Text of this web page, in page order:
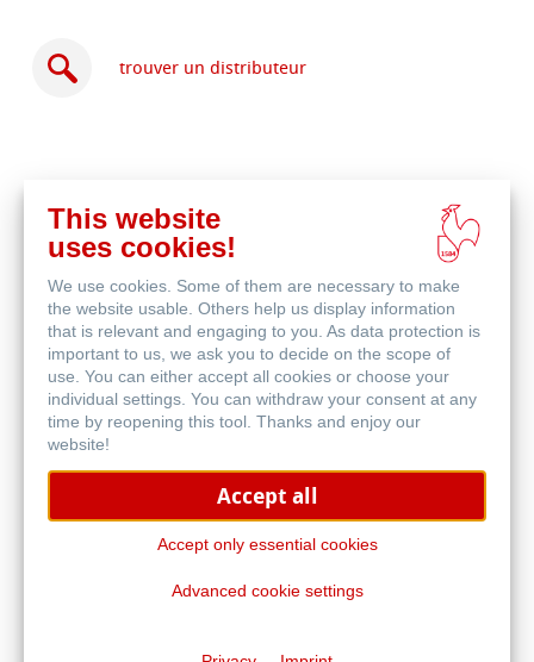
trouver un distributeur
acheter
en
ligne
This website
uses cookies!
We use cookies. Some of them are necessary to make
the website usable. Others help us display information
that is relevant and engaging to you. As data protection is
important to us, we ask you to decide on the scope of
use. You can either accept all cookies or choose your
individual settings. You can withdraw your consent at any
time by reopening this tool. Thanks and enjoy our
website!
Accept all
Accept only essential cookies
Advanced cookie settings